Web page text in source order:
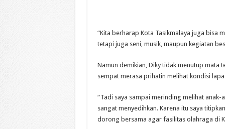
“Kita berharap Kota Tasikmalaya juga bisa
tetapi juga seni, musik, maupun kegiatan
Namun demikian, Diky tidak menutup mata
sempat merasa prihatin melihat kondisi
“Tadi saya sampai merinding melihat
sangat menyedihkan. Karena itu saya
dorong bersama agar fasilitas olahraga di